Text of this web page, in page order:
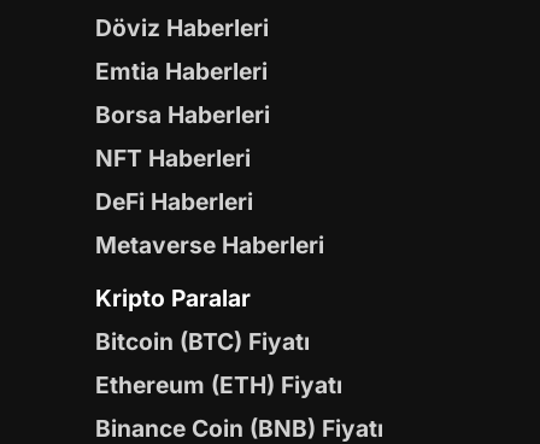
Döviz Haberleri
Emtia Haberleri
Borsa Haberleri
NFT Haberleri
DeFi Haberleri
Metaverse Haberleri
Kripto Paralar
Bitcoin (BTC) Fiyatı
Ethereum (ETH) Fiyatı
Binance Coin (BNB) Fiyatı